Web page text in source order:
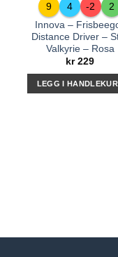
9 4 -2
2
Innova –
Distance Driver –
Valkyrie – Rosa
kr229
LEGG I